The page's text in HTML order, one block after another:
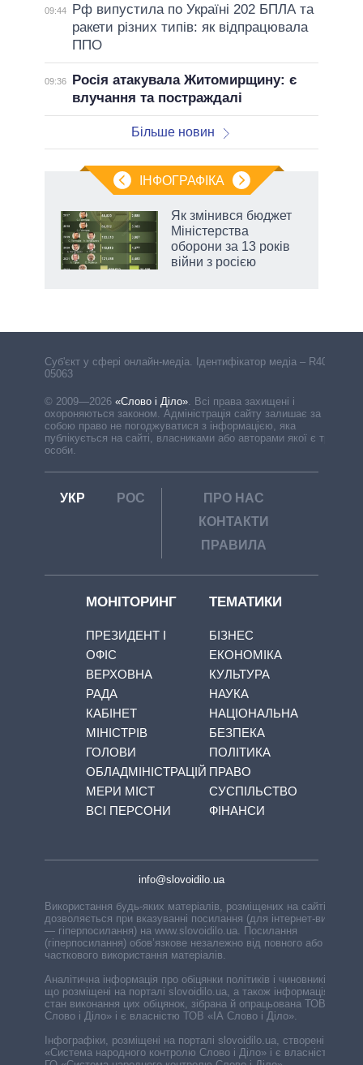
09:44
Рф випустила по Україні 202 БПЛА та
ракети різних типів: як відпрацювала
ППО
09:36
Росія атакувала Житомирщину: є
влучання та постраждалі
Більше новин
ІНФОГРАФІКА
Як змінився бюджет
Міністерства
оборони за 13 років
війни з росією
Cуб'єкт у сфері онлайн-медіа. Ідентифікатор медіа – R40-
05063
© 2009—2026 «Слово і Діло». Всі права захищені і
охороняються законом. Адміністрація сайту залишає за
собою право не погоджуватися з інформацією, яка
публікується на сайті, власниками або авторами якої є треті
особи.
УКР РОС
ПРО НАС
КОНТАКТИ
ПРАВИЛА
МОНІТОРИНГ
ПРЕЗИДЕНТ І
ОФІС
ВЕРХОВНА
РАДА
КАБІНЕТ
МІНІСТРІВ
ГОЛОВИ
ОБЛАДМІНІСТРАЦІЙ
МЕРИ МІСТ
ВСІ ПЕРСОНИ
ТЕМАТИКИ
БІЗНЕС
ЕКОНОМІКА
КУЛЬТУРА
НАУКА
НАЦІОНАЛЬНА
БЕЗПЕКА
ПОЛІТИКА
ПРАВО
СУСПІЛЬСТВО
ФІНАНСИ
info@slovoidilo.ua
Використання будь-яких матеріалів, розміщених на сайті,
дозволяється при вказуванні посилання (для інтернет-видань
— гіперпосилання) на www.slovoidilo.ua. Посилання
(гіперпосилання) обов’язкове незалежно від повного або
часткового використання матеріалів.
Аналітична інформація про обіцянки політиків і чиновників,
що розміщені на порталі slovoidilo.ua, а також інформація про
стан виконання цих обіцянок, зібрана й опрацьована ТОВ «ІА
Слово і Діло» і є власністю ТОВ «ІА Слово і Діло».
Інфографіки, розміщені на порталі slovoidilo.ua, створені ГО
«Система народного контролю Слово і Діло» і є власністю